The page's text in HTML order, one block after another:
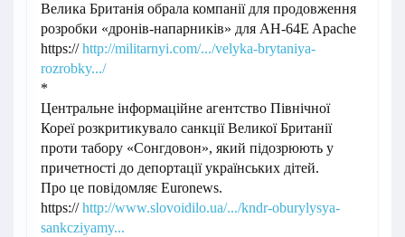
Велика Британія обрала компанії для продовження
розробки «дронів-напарників» для AH-64E Apache
https://http://militarnyi.com/.../velyka-brytaniya-
rozrobky.../
*
Центральне інформаційне агентство Північної
Кореї розкритикувало санкції Великої Британії
проти табору «Сонгдовон», який підозрюють у
причетності до депортації українських дітей.
Про це повідомляє Euronews.
https://http://www.slovoidilo.ua/.../kndr-oburylysya-
sankcziyamy...